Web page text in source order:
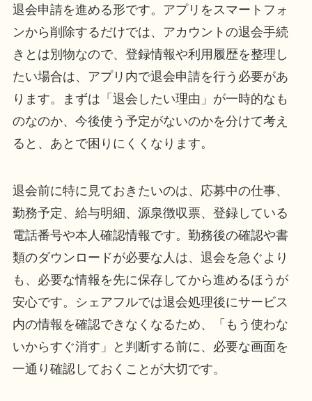
退会申請を進める形です。アプリをスマートフォ
ンから削除するだけでは、アカウントの退会手続
きとは別物なので、登録情報や利用履歴を整理し
たい場合は、アプリ内で退会申請を行う必要があ
ります。まずは「退会したい理由」が一時的なも
のなのか、今後使う予定がないのかを分けて考え
ると、あとで困りにくくなります。
退会前に特に見ておきたいのは、応募中の仕事、
勤務予定、給与明細、源泉徴収票、登録している
電話番号や本人確認情報です。勤務後の確認や書
類のダウンロードが必要な人は、退会を急ぐより
も、必要な情報を先に保存してから進めるほうが
安心です。シェアフルでは退会処理後にサービス
内の情報を確認できなくなるため、「もう使わな
いからすぐ消す」と判断する前に、必要な画面を
一通り確認しておくことが大切です。